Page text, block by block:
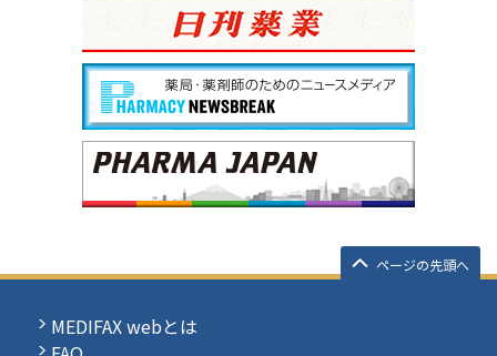
ページの先頭へ
MEDIFAX webとは